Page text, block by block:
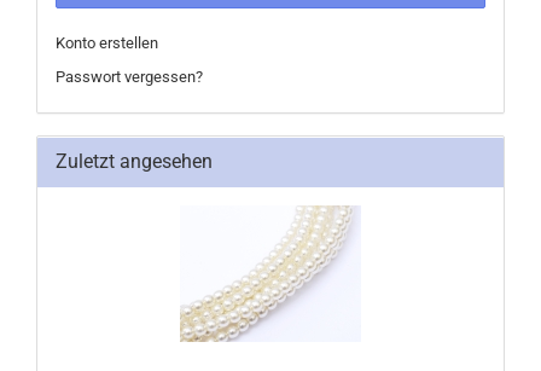
Konto erstellen
Passwort vergessen?
Zuletzt angesehen